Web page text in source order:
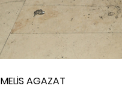
MELİS AGAZAT